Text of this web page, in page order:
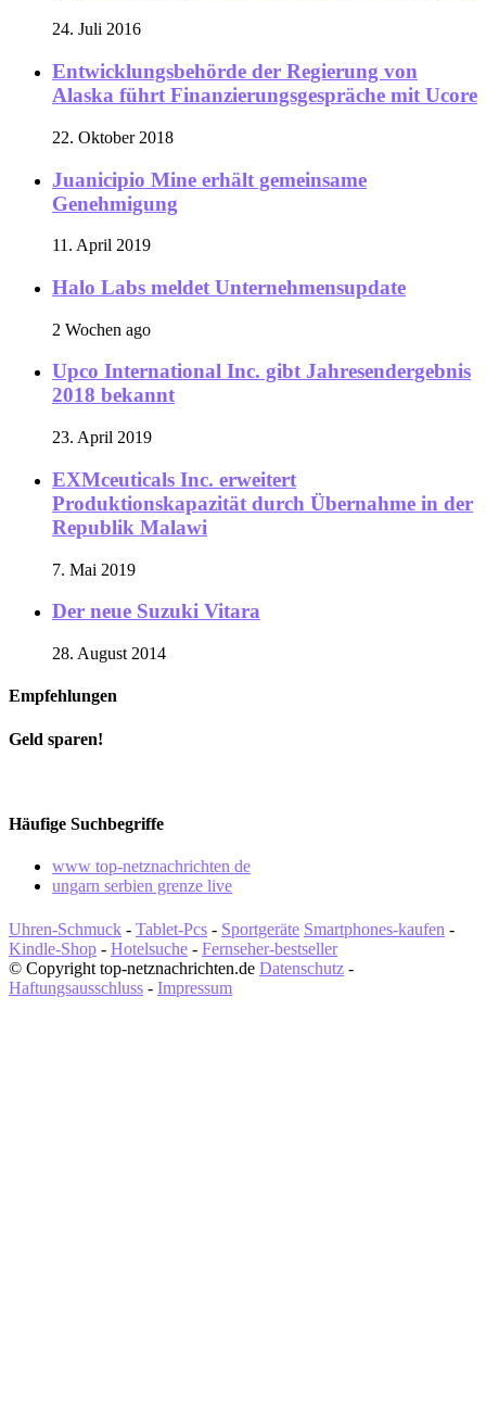
24. Juli 2016
Entwicklungsbehörde der Regierung von
Alaska führt Finanzierungsgespräche mit Ucore
22. Oktober 2018
Juanicipio Mine erhält gemeinsame
Genehmigung
11. April 2019
Halo Labs meldet Unternehmensupdate
2 Wochen ago
Upco International Inc. gibt Jahresendergebnis
2018 bekannt
23. April 2019
EXMceuticals Inc. erweitert
Produktionskapazität durch Übernahme in der
Republik Malawi
7. Mai 2019
Der neue Suzuki Vitara
28. August 2014
Empfehlungen
Geld sparen!
Häufige Suchbegriffe
www top-netznachrichten de
ungarn serbien grenze live
Uhren-Schmuck - Tablet-Pcs - Sportgeräte Smartphones-kaufen -
Kindle-Shop - Hotelsuche - Fernseher-bestseller
© Copyright top-netznachrichten.de Datenschutz -
Haftungsausschluss - Impressum